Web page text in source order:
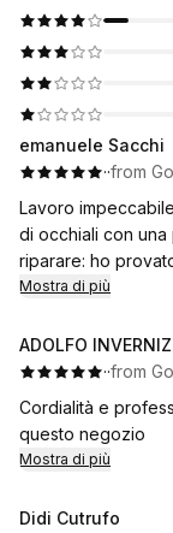
emanuele Sacchi
··from
Lavoro
di occhiali con
riparare: ho
non si poteva
Solidali Corsico è
Sono occhiali da
soddisfazione!
Mostra di più
ADOLFO
··from
Cordialità e
questo negozio
Mostra di più
Didi Cutrufo